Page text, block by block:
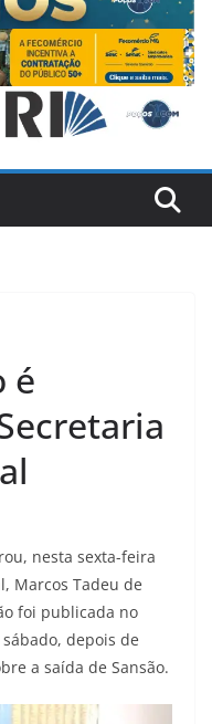
é
nesta sexta-feira
Marcos Tadeu de
foi publicada no
depois de
a saída de Sansão.